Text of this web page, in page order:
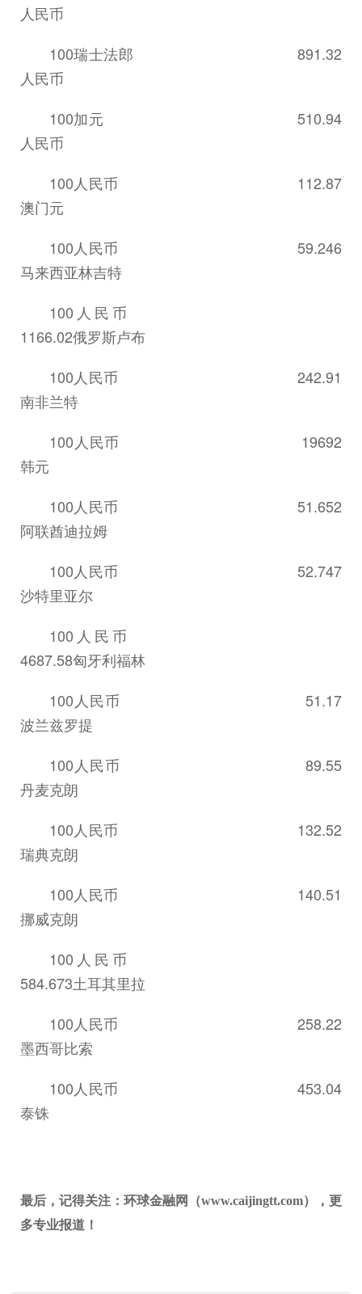
人民币
100瑞士法郎 891.32
人民币
100加元 510.94
人民币
100人民币 112.87
澳门元
100人民币 59.246
马来西亚林吉特
100人民币
1166.02俄罗斯卢布
100人民币 242.91
南非兰特
100人民币 19692
韩元
100人民币 51.652
阿联酋迪拉姆
100人民币 52.747
沙特里亚尔
100人民币
4687.58匈牙利福林
100人民币 51.17
波兰兹罗提
100人民币 89.55
丹麦克朗
100人民币 132.52
瑞典克朗
100人民币 140.51
挪威克朗
100人民币
584.673土耳其里拉
100人民币 258.22
墨西哥比索
100人民币 453.04
泰铢
最后，记得关注：环球金融网（www.caijingtt.com），更
多专业报道！